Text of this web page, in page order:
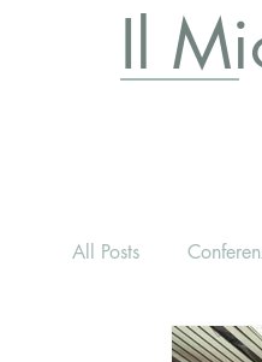
Il
All Posts
Ripercussioni